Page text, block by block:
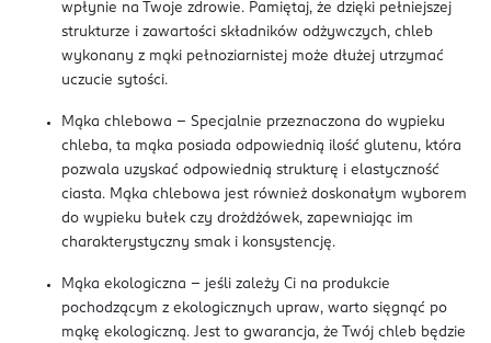
wpłynie na Twoje zdrowie. Pamiętaj, że dzięki pełniejszej
strukturze i zawartości składników odżywczych, chleb
wykonany z mąki pełnoziarnistej może dłużej utrzymać
uczucie sytości.
Mąka chlebowa – Specjalnie przeznaczona do wypieku
chleba, ta mąka posiada odpowiednią ilość glutenu, która
pozwala uzyskać odpowiednią strukturę i elastyczność
ciasta. Mąka chlebowa jest również doskonałym wyborem
do wypieku bułek czy drożdżówek, zapewniając im
charakterystyczny smak i konsystencję.
Mąka ekologiczna – jeśli zależy Ci na produkcie
pochodzącym z ekologicznych upraw, warto sięgnąć po
mąkę ekologiczną. Jest to gwarancja, że Twój chleb będzie